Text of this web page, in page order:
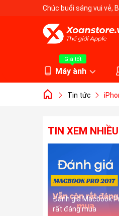
Chúc buổi sáng vui vẻ,
Giá tốt
Máy ành
Tin tức
TIN XEM NHIỀU
Đánh giá Macbook
rất đáng mua